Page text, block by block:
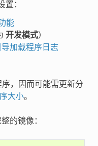
置：
能
开发模式）
加载程序日志
，因而可能需更新分
大小。
的镜像：